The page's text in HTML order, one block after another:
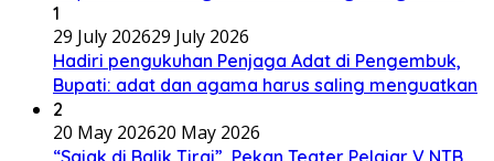
1
29 July 202629 July 2026
Hadiri pengukuhan Penjaga Adat di Pengembuk,
Bupati: adat dan agama harus saling menguatkan
2
20 May 202620 May 2026
“Sajak di Balik Tirai”, Pekan Teater Pelajar V NTB